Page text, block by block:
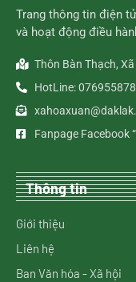
Trang thông tin điện
và hoạt động điều
Thôn Bàn Thạch,
HotLine:
Fanpage Facebook
Thông tin
Giới thiệu
Liên hệ
Ban Văn hóa - Xã hội